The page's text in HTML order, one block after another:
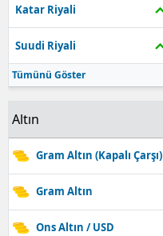
Katar Riyali
Suudi Riyali
Tümünü Göster
Altın
Gram Altın (Kapalı Çarşı)
Gram Altın
Ons Altın / USD